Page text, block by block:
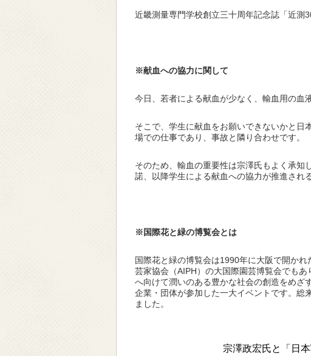
近畿測量専門学校創立三十周年記念誌「近測
※献血への協力に関して
今日、若者による献血が少なく、輸血用の血
そこで、学生に献血をお願いできないかと日
場での仕事であり、事故と隣り合わせです。
そのため、輸血の重要性は宗澤氏もよく承知
諾、以降学生による献血への協力が推進され
※国際花と緑の博覧会とは
国際花と緑の博覧会は1990年に大阪で開か
芸家協会（AIPH）の大国際園芸博覧会でも
へ向けて潤いのある豊かな社会の創造をめざ
企業・団体が参加した一大イベントです。総
ました。
宗澤政宏氏と「日